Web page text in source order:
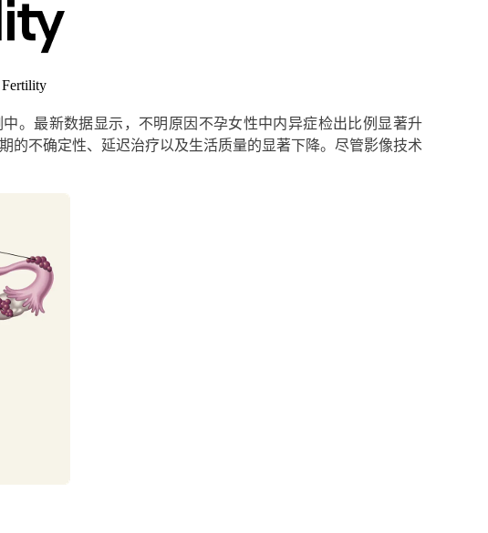
中。最新数据显示，不明原因不孕女性中内异症检出比例显著升
的不确定性、延迟治疗以及生活质量的显著下降。尽管影像技术